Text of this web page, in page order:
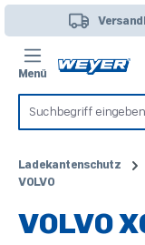
Zum Hauptinhalt
Menü
Ladekantenschutz
VOLVO
VOLVO